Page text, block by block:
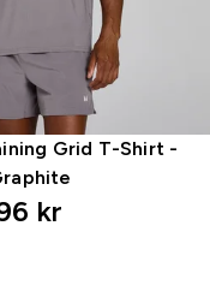
Grid T-Shirt -
kr‎